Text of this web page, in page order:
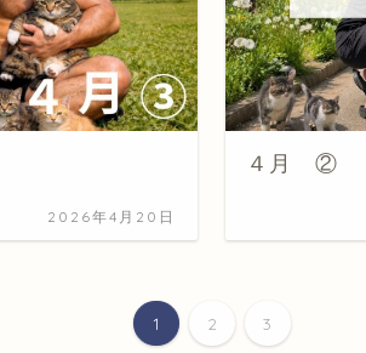
2026年4月20日
４月 ②
1 2 3